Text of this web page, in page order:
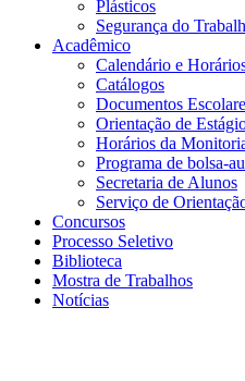
Plásticos
Segurança do
Acadêmico
Calendário e
Catálogos
Documentos
Orientação de
Horários da
Programa de bolsa-
Secretaria de Alunos
Serviço de
Concursos
Processo Seletivo
Biblioteca
Mostra de Trabalhos
Notícias